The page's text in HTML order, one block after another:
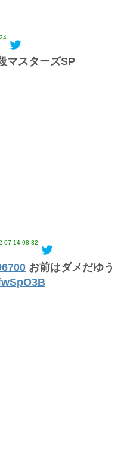
マスターズSP
07-14 08:32
お前はダメだゆう